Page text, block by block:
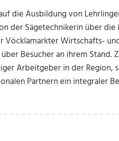
die Ausbildung von
der Sägetechnikerin über
Wirtschafts-
Besucher an ihrem Stand.
Arbeitgeber in der Region,
Partnern ein integraler